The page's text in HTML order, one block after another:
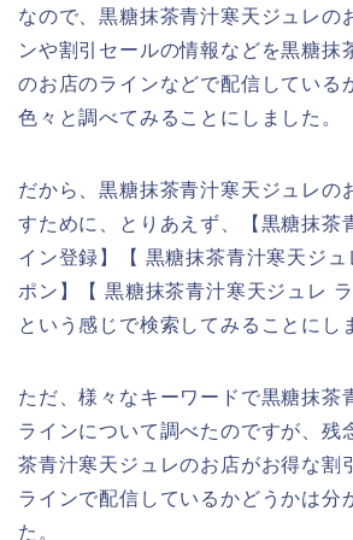
なので、黒糖抹茶青汁寒天ジュレの
ンや割引セールの情報などを黒糖抹
のお店のラインなどで配信している
色々と調べてみることにしました。
だから、黒糖抹茶青汁寒天ジュレの
すために、とりあえず、【黒糖抹茶
イン登録】【 黒糖抹茶青汁寒天ジ
ポン】【 黒糖抹茶青汁寒天ジュレ
という感じで検索してみることにし
ただ、様々なキーワードで黒糖抹茶
ラインについて調べたのですが、残
茶青汁寒天ジュレのお店がお得な割
ラインで配信しているかどうかは分
た。